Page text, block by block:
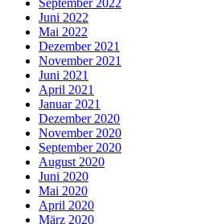
September 2022
Juni 2022
Mai 2022
Dezember 2021
November 2021
Juni 2021
April 2021
Januar 2021
Dezember 2020
November 2020
September 2020
August 2020
Juni 2020
Mai 2020
April 2020
März 2020